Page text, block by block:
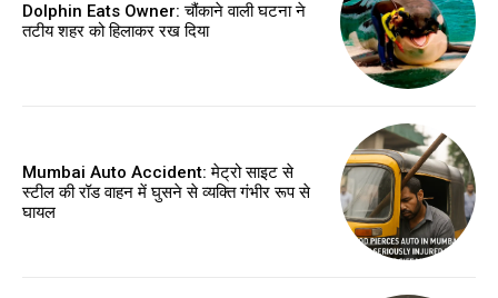
Dolphin Eats Owner: चौंकाने वाली घटना ने
तटीय शहर को हिलाकर रख दिया
Mumbai Auto Accident: मेट्रो साइट से
स्टील की रॉड वाहन में घुसने से व्यक्ति गंभीर रूप से
घायल